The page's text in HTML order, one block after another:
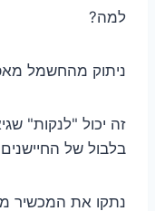
למה?
ניתוק מהחשמל
זה יכול "לנקות"
בלבול של